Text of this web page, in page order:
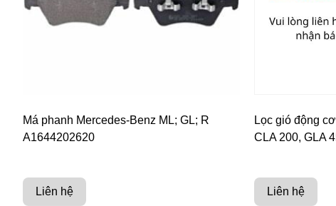
Má phanh Mercedes-Benz ML; GL; R
A1644202620
Liên hệ
Lọc gió động
CLA 200, GLA
Liên hệ